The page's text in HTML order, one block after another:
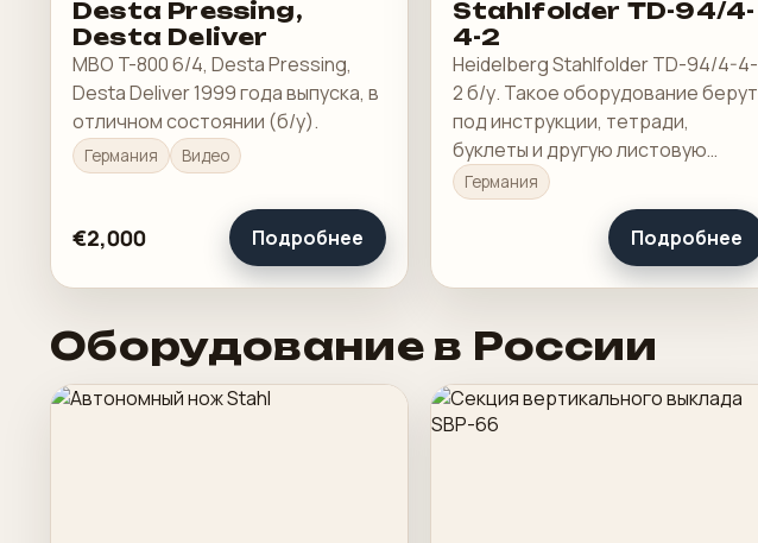
Desta Pressing,
Desta Deliver
MBO T-800 6/4, Desta Pressing,
Desta Deliver 1999 года выпуска, в
отличном состоянии (б/у).
Германия Видео
€2,000 Подробнее
Stahlfolder TD-94/4-
4-2
Heidelberg Stahlfolder TD-94/4-4-
2 б/у. Такое оборудование берут
под инструкции, тетради,
буклеты и другую листовую
продукцию, где важны точность
сгиба и скорость переналадки.
Германия
Подробнее
Оборудование в России